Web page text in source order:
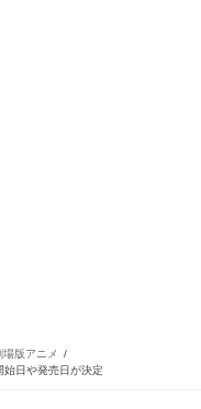
版アニメ
始日や発売日が決定